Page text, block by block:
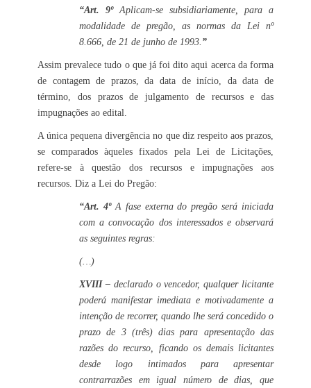
“Art. 9ºAplicam-se subsidiariamente, para a
modalidade de pregão, as normas da Lei nº
8.666, de 21 de junho de 1993. ”
Assim prevalece tudo o que já foi dito aqui acerca da forma
de contagem de prazos, da data de início, da data de
término, dos prazos de julgamento de recursos e das
impugnações ao edital.
A única pequena divergência no que diz respeito aos prazos,
se comparados àqueles fixados pela Lei de Licitações,
refere-se à questão dos recursos e impugnações aos
recursos. Diz a Lei do Pregão:
“Art. 4ºA fase externa do pregão será iniciada
com a convocação dos interessados e observará
as seguintes regras:
(…)
XVIII –declarado o vencedor, qualquer licitante
poderá manifestar imediata e motivadamente a
intenção de recorrer, quando lhe será concedido o
prazo de 3 (três) dias para apresentação das
razões do recurso, ficando os demais licitantes
desde logo intimados para apresentar
contrarrazões em igual número de dias, que